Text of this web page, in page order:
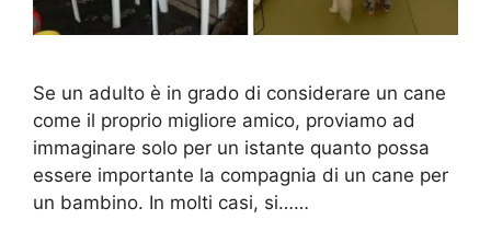
Se un adulto è in grado di considerare un cane
come il proprio migliore amico, proviamo ad
immaginare solo per un istante quanto possa
essere importante la compagnia di un cane per
un bambino. In molti casi, si……